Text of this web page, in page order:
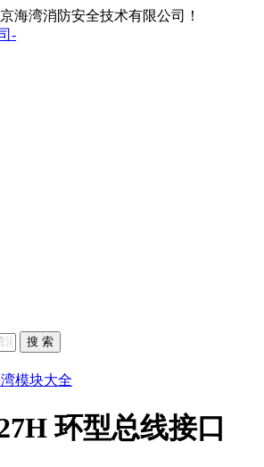
海湾消防安全技术有限公司！
搜 索
模块大全
环型总线接口